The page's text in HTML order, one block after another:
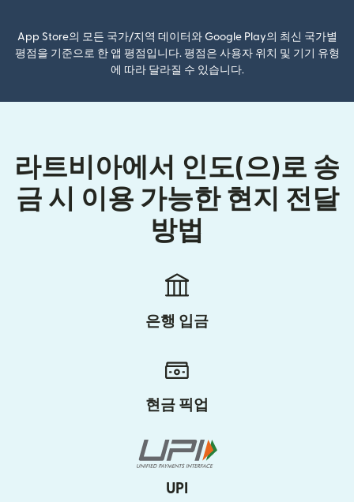
App Store의 모든 국가/지역 데이터와 Google Play의 최신 국가별
평점을 기준으로 한 앱 평점입니다. 평점은 사용자 위치 및 기기 유형
에 따라 달라질 수 있습니다.
라트비아에서 인도(으)로 송
금 시 이용 가능한 현지 전달
방법
은행 입금
현금 픽업
UPI